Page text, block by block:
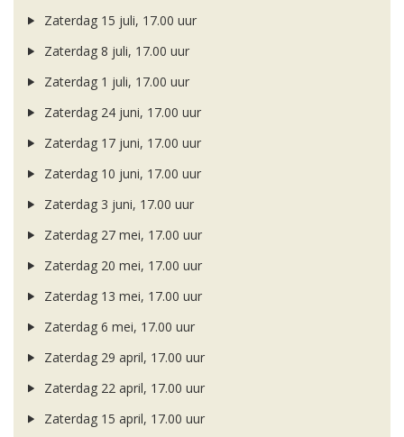
Zaterdag 15 juli, 17.00 uur
Zaterdag 8 juli, 17.00 uur
Zaterdag 1 juli, 17.00 uur
Zaterdag 24 juni, 17.00 uur
Zaterdag 17 juni, 17.00 uur
Zaterdag 10 juni, 17.00 uur
Zaterdag 3 juni, 17.00 uur
Zaterdag 27 mei, 17.00 uur
Zaterdag 20 mei, 17.00 uur
Zaterdag 13 mei, 17.00 uur
Zaterdag 6 mei, 17.00 uur
Zaterdag 29 april, 17.00 uur
Zaterdag 22 april, 17.00 uur
Zaterdag 15 april, 17.00 uur